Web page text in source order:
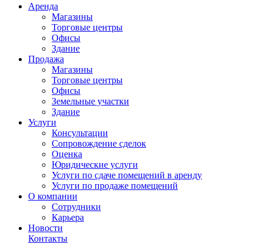
Аренда
Магазины
Торговые центры
Офисы
Здание
Продажа
Магазины
Торговые центры
Офисы
Земельные участки
Здание
Услуги
Консультации
Сопровождение сделок
Оценка
Юридические услуги
Услуги по сдаче помещений в аренду
Услуги по продаже помещений
О компании
Сотрудники
Карьера
Новости
Контакты